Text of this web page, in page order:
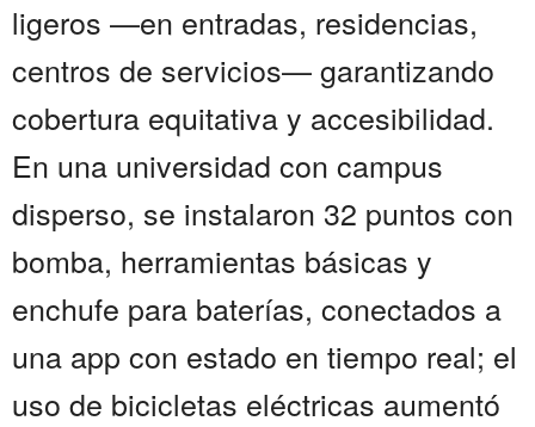
ligeros —en entradas, residencias,
centros de servicios— garantizando
cobertura equitativa y accesibilidad.
En una universidad con campus
disperso, se instalaron 32 puntos con
bomba, herramientas básicas y
enchufe para baterías, conectados a
una app con estado en tiempo real; el
uso de bicicletas eléctricas aumentó